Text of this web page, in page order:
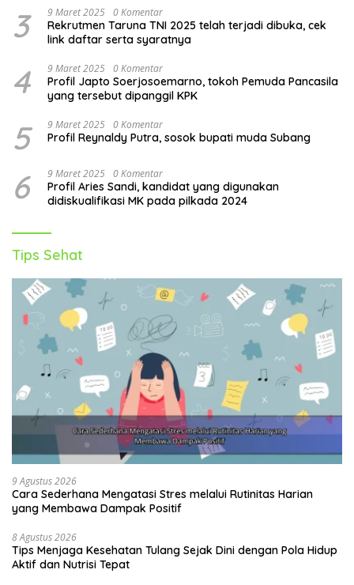
3 9 Maret 2025 0 Komentar
Rekrutmen Taruna TNI 2025 telah terjadi dibuka, cek
link daftar serta syaratnya
4 9 Maret 2025 0 Komentar
Profil Japto Soerjosoemarno, tokoh Pemuda Pancasila
yang tersebut dipanggil KPK
5 9 Maret 2025 0 Komentar
Profil Reynaldy Putra, sosok bupati muda Subang
6 9 Maret 2025 0 Komentar
Profil Aries Sandi, kandidat yang digunakan
didiskualifikasi MK pada pilkada 2024
Tips Sehat
9 Agustus 2026
Cara Sederhana Mengatasi Stres melalui Rutinitas Harian
yang Membawa Dampak Positif
8 Agustus 2026
Tips Menjaga Kesehatan Tulang Sejak Dini dengan Pola Hidup
Aktif dan Nutrisi Tepat